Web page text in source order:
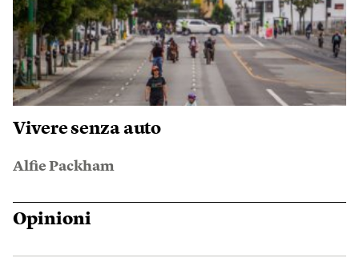
Vivere senza auto
Alfie Packham
Opinioni